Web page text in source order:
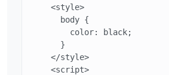
    <style>
      body {
        color: black;
      }
    </style>
    <script>